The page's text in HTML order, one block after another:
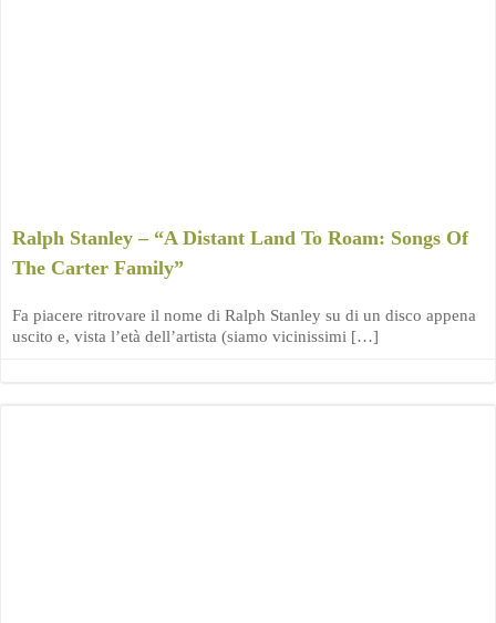
Ralph Stanley – “A Distant Land To Roam: Songs Of
The Carter Family”
Fa piacere ritrovare il nome di Ralph Stanley su di un disco appena
uscito e, vista l’età dell’artista (siamo vicinissimi […]